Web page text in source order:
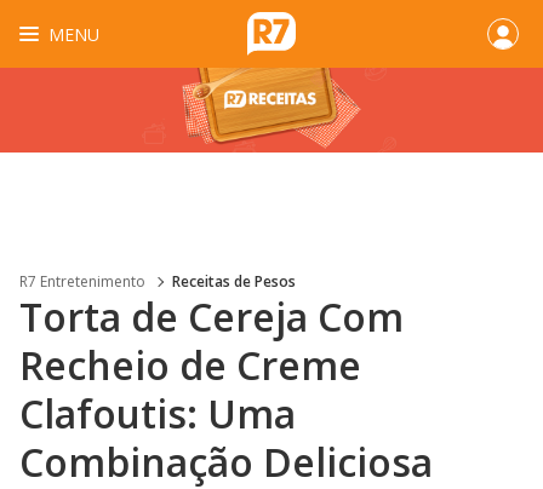
MENU
R7 Entretenimento Receitas de Pesos
Torta de Cereja Com
Recheio de Creme
Clafoutis: Uma
Combinação Deliciosa